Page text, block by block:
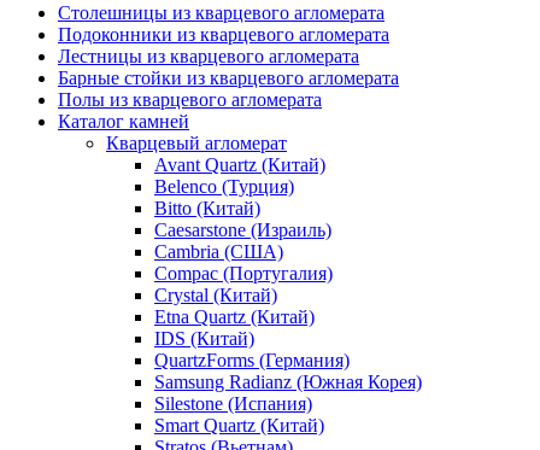
Столешницы из кварцевого агломерата
Подоконники из кварцевого агломерата
Лестницы из кварцевого агломерата
Барные стойки из кварцевого агломерата
Полы из кварцевого агломерата
Каталог камней
Кварцевый агломерат
Avant Quartz (Китай)
Belenco (Турция)
Bitto (Китай)
Caesarstone (Израиль)
Cambria (США)
Compac (Португалия)
Crystal (Китай)
Etna Quartz (Китай)
IDS (Китай)
QuartzForms (Германия)
Samsung Radianz (Южная Корея)
Silestone (Испания)
Smart Quartz (Китай)